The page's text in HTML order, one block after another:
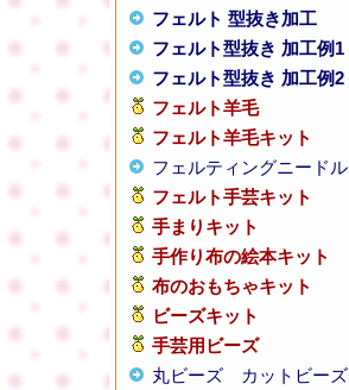
フェルト 型抜き加工
フェルト型抜き 加工例1
フェルト型抜き 加工例2
フェルト羊毛
フェルト羊毛キット
フェルティングニードル
フェルト手芸キット
手まりキット
手作り布の絵本キット
布のおもちゃキット
ビーズキット
手芸用ビーズ
丸ビーズ
カットビーズ